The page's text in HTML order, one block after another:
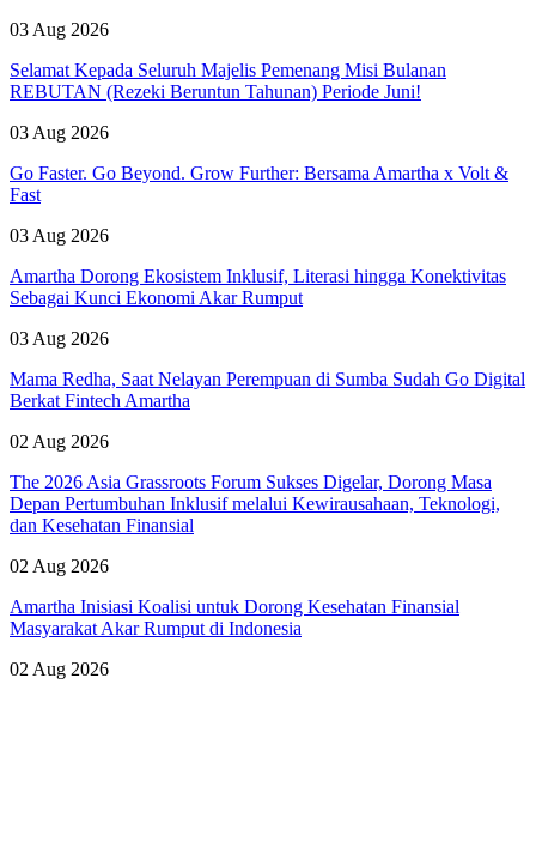
03 Aug 2026
Selamat Kepada Seluruh Majelis Pemenang Misi Bulanan
REBUTAN (Rezeki Beruntun Tahunan) Periode Juni!
03 Aug 2026
Go Faster. Go Beyond. Grow Further: Bersama Amartha x Volt &
Fast
03 Aug 2026
Amartha Dorong Ekosistem Inklusif, Literasi hingga Konektivitas
Sebagai Kunci Ekonomi Akar Rumput
03 Aug 2026
Mama Redha, Saat Nelayan Perempuan di Sumba Sudah Go Digital
Berkat Fintech Amartha
02 Aug 2026
The 2026 Asia Grassroots Forum Sukses Digelar, Dorong Masa
Depan Pertumbuhan Inklusif melalui Kewirausahaan, Teknologi,
dan Kesehatan Finansial
02 Aug 2026
Amartha Inisiasi Koalisi untuk Dorong Kesehatan Finansial
Masyarakat Akar Rumput di Indonesia
02 Aug 2026